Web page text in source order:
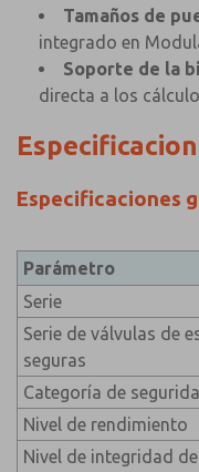
Tamaños de
integrado en
Soporte de la
directa a los
Especificaciones
Parámetro
Serie
Serie de válvulas de
seguras
Categoría de
Nivel de rendimiento
Nivel de integridad